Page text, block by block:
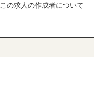
この求人の作成者について